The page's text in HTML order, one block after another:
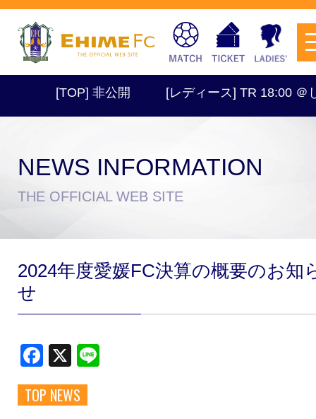
スクール
チケットを購入
[TOP] 非公開 [レディース] TR 18:00 ＠し
NEWS INFORMATION
THE OFFICIAL WEB SITE
2024年度愛媛FC決算の概要のお知
せ
Facebook
X
TOP NEWS